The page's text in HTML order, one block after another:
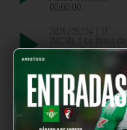
00:00:00
2026/05/04 | 11
INICIAL | La firma de
Enrique Roldan
2026/04/30 | 11
INICIAL | La firma de
Pablo Montaño
00:00:00